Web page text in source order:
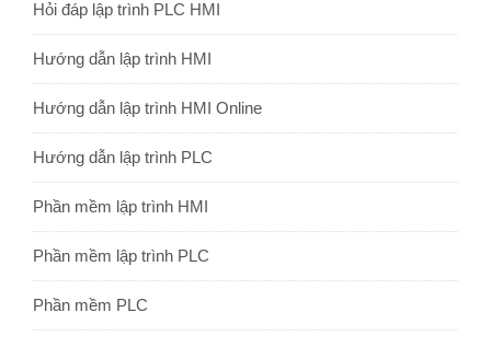
Hỏi đáp lập trình PLC HMI
Hướng dẫn lập trình HMI
Hướng dẫn lập trình HMI Online
Hướng dẫn lập trình PLC
Phần mềm lập trình HMI
Phần mềm lập trình PLC
Phần mềm PLC